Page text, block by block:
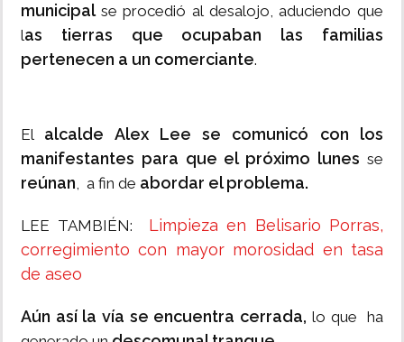
municipal se procedió al desalojo, aduciendo que
las tierras que ocupaban las familias
pertenecen a un comerciante.
El alcalde Alex Lee se comunicó con los
manifestantes para que el próximo lunes se
reúnan, a fin de abordar el problema.
LEE TAMBIÉN:
Limpieza en Belisario Porras,
corregimiento con mayor morosidad en tasa
de aseo
Aún así la vía se encuentra cerrada, lo que ha